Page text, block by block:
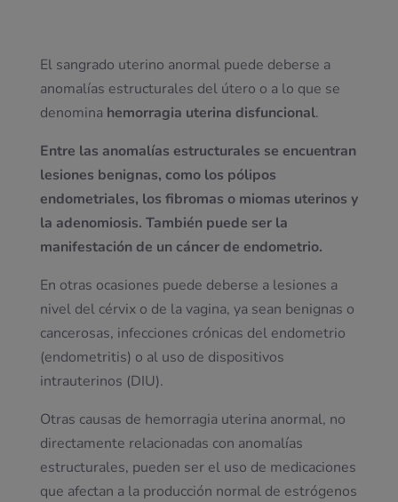
El sangrado uterino anormal puede deberse a
anomalías estructurales del útero o a lo que se
denomina hemorragia uterina disfuncional.
Entre las anomalías estructurales se encuentran
lesiones benignas, como los pólipos
endometriales, los fibromas o miomas uterinos y
la adenomiosis. También puede ser la
manifestación de un cáncer de endometrio.
En otras ocasiones puede deberse a lesiones a
nivel del cérvix o de la vagina, ya sean benignas o
cancerosas, infecciones crónicas del endometrio
(endometritis) o al uso de dispositivos
intrauterinos (DIU).
Otras causas de hemorragia uterina anormal, no
directamente relacionadas con anomalías
estructurales, pueden ser el uso de medicaciones
que afectan a la producción normal de estrógenos